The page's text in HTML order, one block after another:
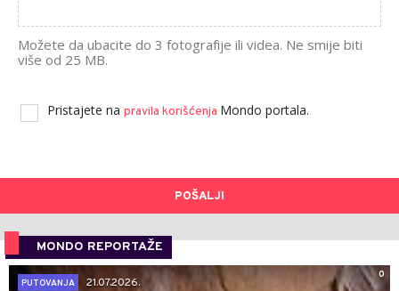
Možete da ubacite do 3 fotografije ili videa. Ne smije biti
više od 25 MB.
Pristajete na pravila korišćenja Mondo portala.
POŠALJI
MONDO REPORTAŽE
0
PUTOVANJA
21.07.2026.